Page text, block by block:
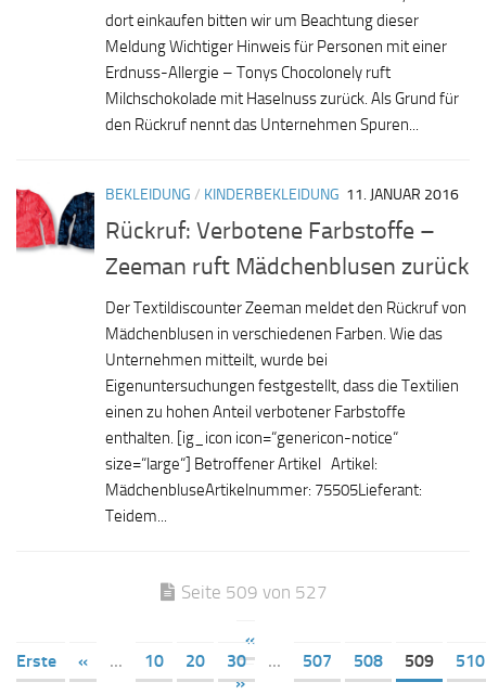
dort einkaufen bitten wir um Beachtung dieser
Meldung Wichtiger Hinweis für Personen mit einer
Erdnuss-Allergie – Tonys Chocolonely ruft
Milchschokolade mit Haselnuss zurück. Als Grund für
den Rückruf nennt das Unternehmen Spuren...
BEKLEIDUNG / KINDERBEKLEIDUNG 11. JANUAR 2016
Rückruf: Verbotene Farbstoffe –
Zeeman ruft Mädchenblusen zurück
Der Textildiscounter Zeeman meldet den Rückruf von
Mädchenblusen in verschiedenen Farben. Wie das
Unternehmen mitteilt, wurde bei
Eigenuntersuchungen festgestellt, dass die Textilien
einen zu hohen Anteil verbotener Farbstoffe
enthalten. [ig_icon icon=“genericon-notice“
size=“large“] Betroffener Artikel Artikel:
MädchenbluseArtikelnummer: 75505Lieferant:
Teidem...
Seite 509 von 527
«
Erste
« ... 10 20 30 ... 507 508 509
510
»